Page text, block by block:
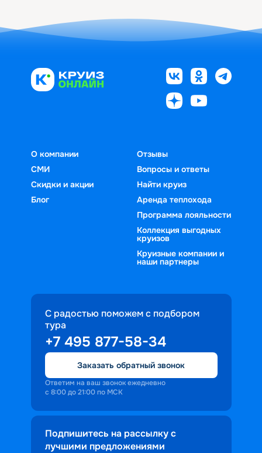
О компании
СМИ
Скидки и акции
Блог
Отзывы
Вопросы и ответы
Найти круиз
Аренда теплохода
Программа лояльности
Коллекция выгодных
круизов
Круизные компании и
наши партнеры
С радостью поможем с подбором
тура
+7 495 877-58-34
Заказать обратный звонок
Ответим на ваш звонок ежедневно
с 8:00 до 21:00 по МСК
Подпишитесь на рассылку с
лучшими предложениями